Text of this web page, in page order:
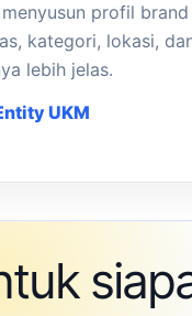
menyusun profil
kategori, lokasi,
lebih jelas.
UKM